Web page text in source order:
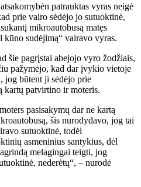
patrauktas vyras neigė
prie vairo sėdėjo jo sutuoktinė,
mikroautobusą matęs
sudėjimą“ vairavo vyras.
šie pagrįstai abejojo vyro žodžiais,
pažymėjo, kad dar įvykio vietoje
jog būtent ji sėdėjo prie
kartų patvirtino ir moteris.
pasisakymų dar ne kartą
šis nurodydavo, jog tai
sutuoktinė, todėl
asmeninius santykius, dėl
melagingai teigti, jog
nederėtų“, – nurodė